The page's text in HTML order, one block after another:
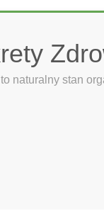
naturalny stan